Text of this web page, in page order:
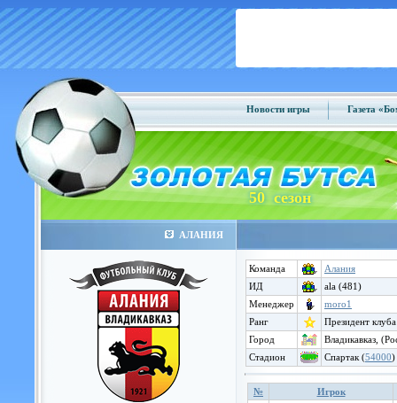
Новости игры Газета
50 сезон
АЛАНИЯ
Команда
Алания
ИД
ala (481)
Менеджер
moro1
Ранг
Президент клуба
Город
Владикавказ,
Стадион
Спартак (54000)
№
Игрок